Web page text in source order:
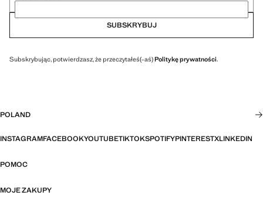
SUBSKRYBUJ
Subskrybując, potwierdzasz, że przeczytałeś(-aś)Politykę prywatności.
POLAND
INSTAGRAMFACEBOOKYOUTUBETIKTOKSPOTIFYPINTERESTXLINKEDIN
POMOC
MOJE ZAKUPY